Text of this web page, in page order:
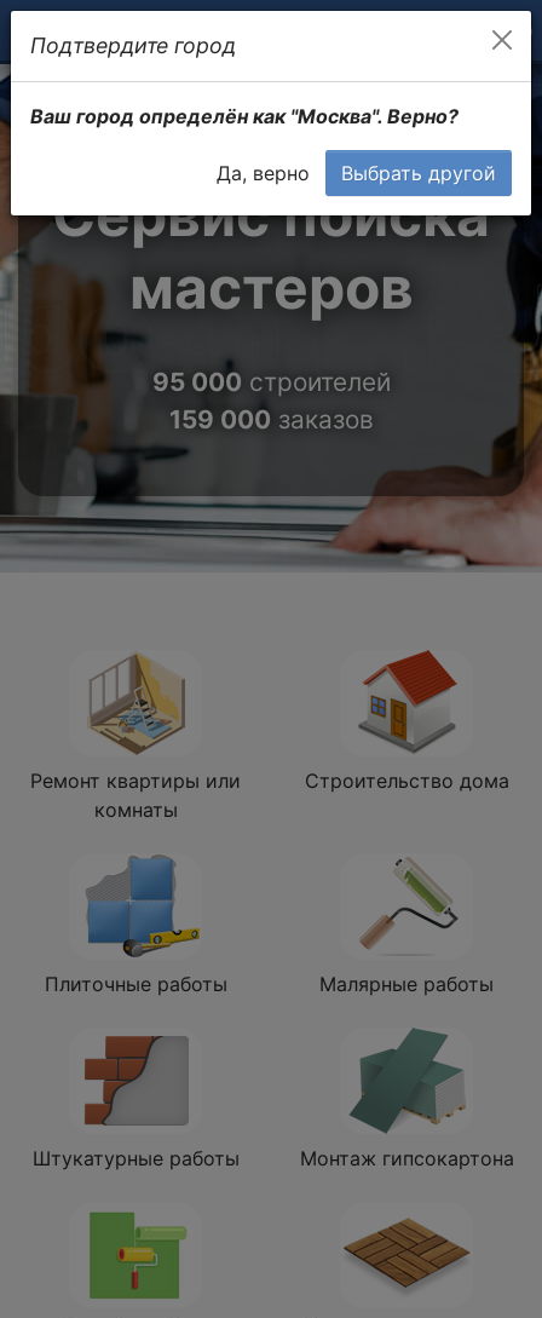
Сервис поиска
мастеров
95 000 строителей
159 000 заказов
Ремонт квартиры или
комнаты
Строительство дома
Плиточные работы Малярные работы
Штукатурные работы Монтаж гипсокартона
Подтвердите город
Ваш город определён как "Москва". Верно?
Да, верно Выбрать другой